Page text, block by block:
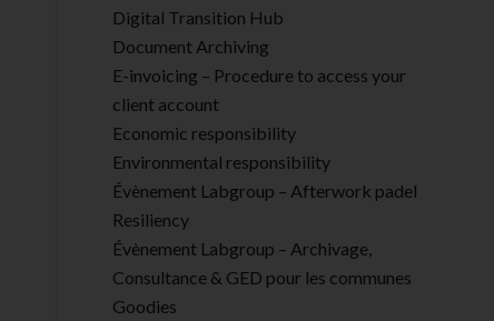
Digital Transition Hub
Document Archiving
E-invoicing – Procedure to access your
client account
Economic responsibility
Environmental responsibility
Évènement Labgroup – Afterwork padel
Resiliency
Évènement Labgroup – Archivage,
Consultance & GED pour les communes
Goodies